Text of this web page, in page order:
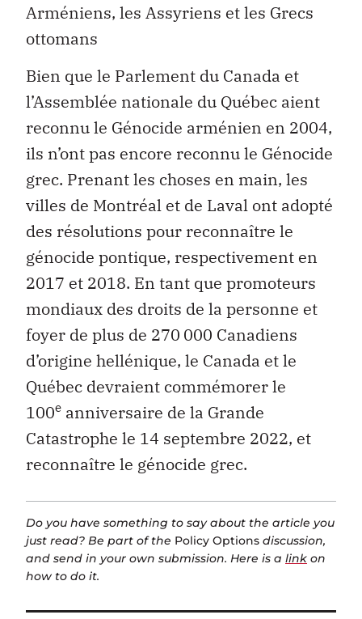
Arméniens, les Assyriens et les Grecs
ottomans
Bien que le Parlement du Canada et
l’Assemblée nationale du Québec aient
reconnu le Génocide arménien en 2004,
ils n’ont pas encore reconnu le Génocide
grec. Prenant les choses en main, les
villes de Montréal et de Laval ont adopté
des résolutions pour reconnaître le
génocide pontique, respectivement en
2017 et 2018. En tant que promoteurs
mondiaux des droits de la personne et
foyer de plus de 270 000 Canadiens
d’origine hellénique, le Canada et le
Québec devraient commémorer le
100e anniversaire de la Grande
Catastrophe le 14 septembre 2022, et
reconnaître le génocide grec.
Do you have something to say about the article you
just read? Be part of the Policy Options discussion,
and send in your own submission. Here is a link on
how to do it.